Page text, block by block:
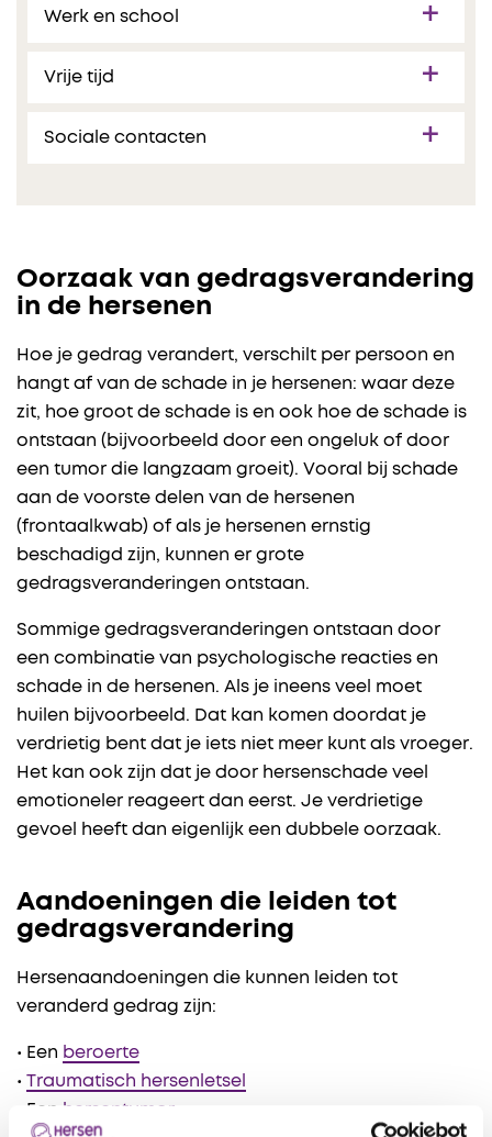
Werk en school
Vrije tijd
Sociale contacten
Oorzaak van gedragsverandering
in de hersenen
Hoe je gedrag verandert, verschilt per persoon en
hangt af van de schade in je hersenen: waar deze
zit, hoe groot de schade is en ook hoe de schade is
ontstaan (bijvoorbeeld door een ongeluk of door
een tumor die langzaam groeit). Vooral bij schade
aan de voorste delen van de hersenen
(frontaalkwab) of als je hersenen ernstig
beschadigd zijn, kunnen er grote
gedragsveranderingen ontstaan.
Sommige gedragsveranderingen ontstaan door
een combinatie van psychologische reacties en
schade in de hersenen. Als je ineens veel moet
huilen bijvoorbeeld. Dat kan komen doordat je
verdrietig bent dat je iets niet meer kunt als vroeger.
Het kan ook zijn dat je door hersenschade veel
emotioneler reageert dan eerst. Je verdrietige
gevoel heeft dan eigenlijk een dubbele oorzaak.
Aandoeningen die leiden tot
gedragsverandering
Hersenaandoeningen die kunnen leiden tot
veranderd gedrag zijn:
• Een beroerte
• Traumatisch hersenletsel
• Een hersentumor